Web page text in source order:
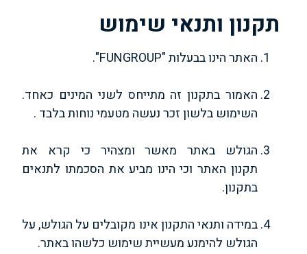
תקנון ותנאי שימוש
האתר הינו בבעלות "FUNGROUP".
האמור בתקנון זה מתייחס לשני המינים כאחד.
השימוש בלשון זכר נעשה מטעמי נוחות בלבד .
הגולש באתר מאשר ומצהיר כי קרא את
תקנון האתר וכי הינו מביע את הסכמתו לתנאים
בתקנון.
במידה ותנאי התקנון אינו מקובלים על הגולש, על
הגולש להימנע מעשיית שימוש כלשהו באתר.